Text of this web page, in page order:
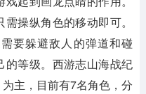
操纵角色的移动即可。
要躲避敌人的弹道和碰
的等级。西游志山海战纪
主，目前有7名角色，分